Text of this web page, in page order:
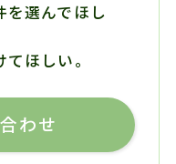
を選んでほし
ほしい。
わせ